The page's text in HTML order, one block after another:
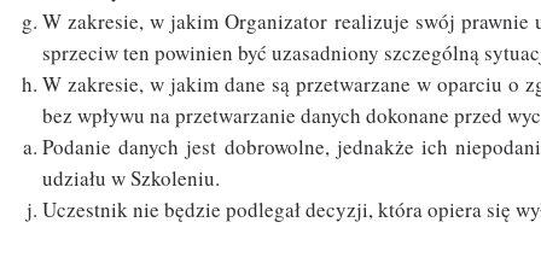
W zakresie, w jakim Organizator realizuje swój prawnie
sprzeciw ten powinien być uzasadniony szczególną
W zakresie, w jakim dane są przetwarzane w oparciu o
bez wpływu na przetwarzanie danych dokonane przed
Podanie danych jest dobrowolne, jednakże ich
udziału w Szkoleniu.
Uczestnik nie będzie podlegałdecyzji, która opiera się